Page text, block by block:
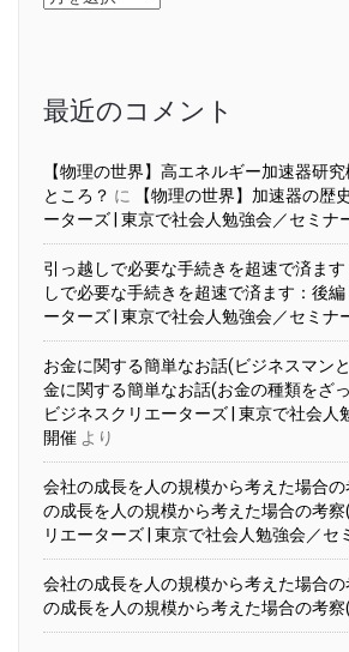
ー
最近のコメント
【物理の世界】高エネルギー加速器研
ところ？ に
【物理の世界】加速器の歴
ーターズ | 東京で社会人勉強会／セミナ
引っ越しで必要な手続きを超速で済ま
しで必要な手続きを超速で済ます：後
ーターズ | 東京で社会人勉強会／セミナ
お金に関する簡単なお話(ビジネスマン
金に関する簡単なお話(お金の種類をざ
ビジネスクリエーターズ | 東京で社会人
開催 より
会社の成長を人の規模から考えた場合
の成長を人の規模から考えた場合の考
リエーターズ | 東京で社会人勉強会／セ
会社の成長を人の規模から考えた場合
の成長を人の規模から考えた場合の考察